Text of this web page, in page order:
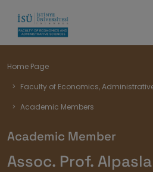
Breadcrumb
Home Page
Faculty of Economics,
Academic Members
Academic Member
Assoc. Prof.